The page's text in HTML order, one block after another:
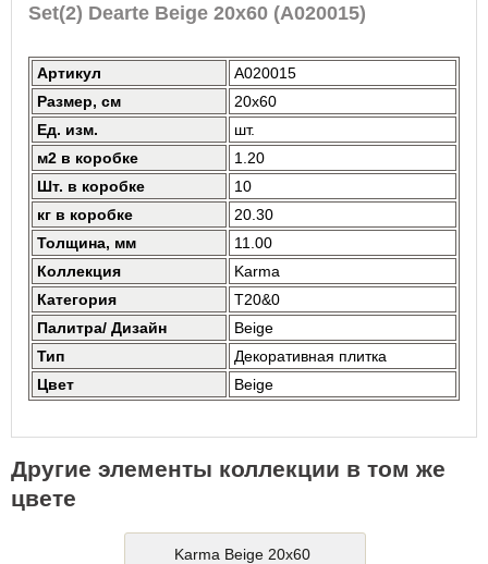
Set(2) Dearte Beige 20x60 (A020015)
Артикул
A020015
Размер, см
20x60
Ед. изм.
шт.
м2 в коробке
1.20
Шт. в коробке
10
кг в коробке
20.30
Толщина, мм
11.00
Коллекция
Karma
Категория
T20&0
Палитра/ Дизайн
Beige
Тип
Декоративная плитка
Цвет
Beige
Другие элементы коллекции в том же
цвете
Karma Beige 20x60